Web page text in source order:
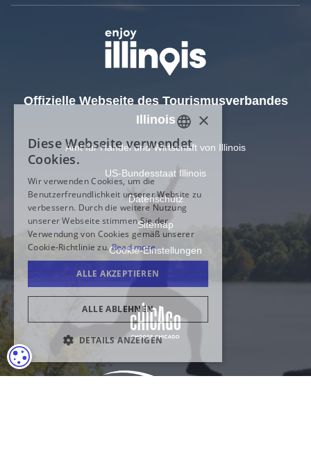
Offizielle Webseite des Tourismusverbandes
Illinois
Amt für Handel und Wirtschaft von Illinois
US-Bundesstaat Illinois
Datenschutz
Sitemap
Cookie-Einstellungen
COOKIE-EINSTELLUNGEN